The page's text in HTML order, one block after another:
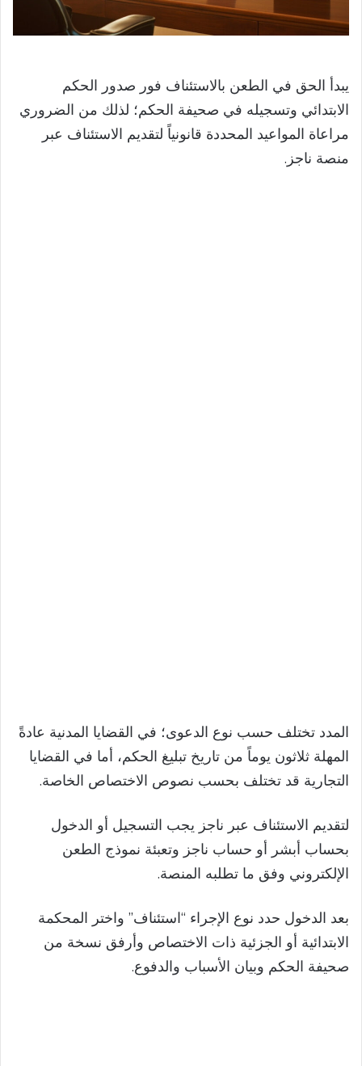
يبدأ الحق في الطعن بالاستئناف فور صدور الحكم
الابتدائي وتسجيله في صحيفة الحكم؛ لذلك من الضروري
مراعاة المواعيد المحددة قانونياً لتقديم الاستئناف عبر
منصة ناجز.
المدد تختلف حسب نوع الدعوى؛ في القضايا المدنية عادةً
المهلة ثلاثون يوماً من تاريخ تبليغ الحكم، أما في القضايا
التجارية قد تختلف بحسب نصوص الاختصاص الخاصة.
لتقديم الاستئناف عبر ناجز يجب التسجيل أو الدخول
بحساب أبشر أو حساب ناجز وتعبئة نموذج الطعن
الإلكتروني وفق ما تطلبه المنصة.
بعد الدخول حدد نوع الإجراء “استئناف” واختر المحكمة
الابتدائية أو الجزئية ذات الاختصاص وأرفق نسخة من
صحيفة الحكم وبيان الأسباب والدفوع.